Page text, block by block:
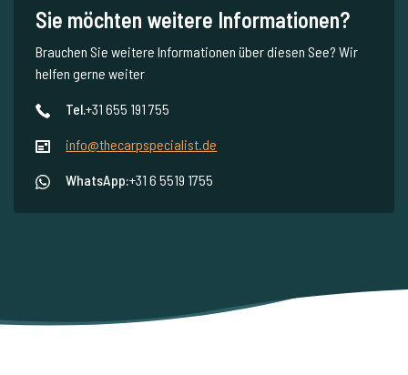
Sie möchten weitere Informationen?
Brauchen Sie weitere Informationen über diesen See? Wir
helfen gerne weiter
Tel.+31 655 191 755
info@thecarpspecialist.de
WhatsApp:+31 6 5519 1755